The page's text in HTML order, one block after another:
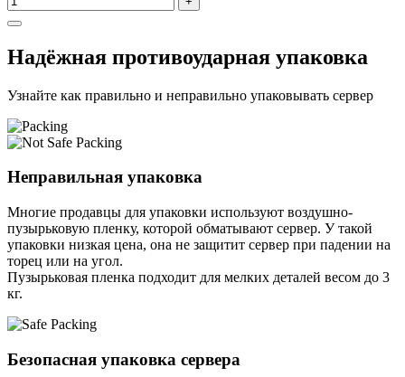
Надёжная противоударная упаковка
Узнайте как правильно и неправильно упаковывать сервер
Неправильная упаковка
Многие продавцы для упаковки используют воздушно-
пузырьковую пленку, которой обматывают сервер. У такой
упаковки низкая цена, она не защитит сервер при падении на
торец или на угол.
Пузырьковая пленка подходит для мелких деталей весом до 3
кг.
Безопасная упаковка сервера